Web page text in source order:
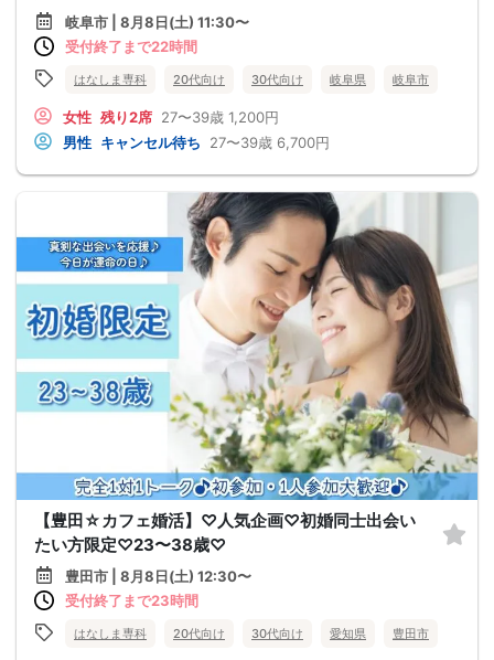
岐阜市 | 8月8日(土) 11:30〜
受付終了まで22時間
はなしま専科 20代向け 30代向け 岐阜県 岐阜市
女性 残り2席 27〜39歳 1,200円
男性 キャンセル待ち 27〜39歳 6,700円
【豊田☆カフェ婚活】♡人気企画♡初婚同士出会い
たい方限定♡23〜38歳♡
豊田市 | 8月8日(土) 12:30〜
受付終了まで23時間
はなしま専科 20代向け 30代向け 愛知県 豊田市